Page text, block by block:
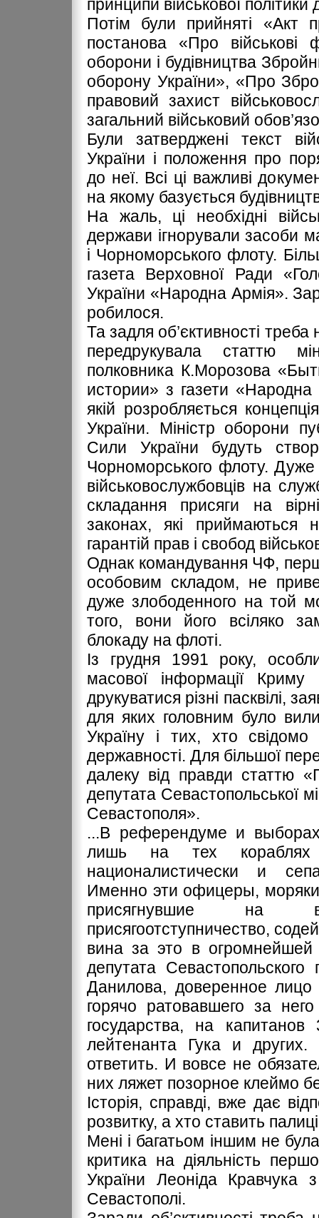
принципи військової
Потім були прийняті «Акт
постанова «Про військові
оборони і будівництва
оборону України», «Про
правовий захист
загальний військовий
Були затверджені текст
України і положення про
до неї. Всі ці важливі
на якому базується
На жаль, ці необхідні
держави ігнорували засоби
і Чорноморського флоту.
газета Верховної Ради
України «Народна Армія».
робилося.
Та задля об’єктивності
передрукувала статтю
полковника К.Морозова
истории» з газети
якій розробляється
України. Міністр оборони
Сили України будуть
Чорноморського флоту.
військовослужбовців на
складання присяги на
законах, які приймаються
гарантій прав і свобод
Однак командування ЧФ, перш
особовим складом, не
дуже злободенного на той
того, вони його всіляко
блокаду на флоті.
Із грудня 1991 року,
масової інформації
друкуватися різні пасквілі,
для яких головним було
Україну і тих, хто свідомо
державності. Для більшої
далеку від правди статтю
депутата Севастопольської
Севастополя».
...В референдуме и
лишь на тех
националистически и
Именно эти офицеры,
присягнувшие на
присягоотступничество,
вина за это в
депутата
Данилова, доверенное лицо
горячо ратовавшего за
государства, на
лейтенанта Гука и
ответить. И вовсе не
них ляжет позорное клеймо
Історія, справді, вже дає
розвитку, а хто ставить
Мені і багатьом іншим не
критика на діяльність
України Леоніда Кравчука
Севастополі.